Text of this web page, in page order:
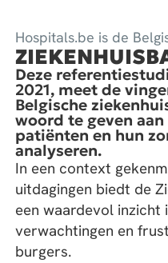
Hospitals.be is de
Deze
2021, meet de
Belgische
woord te geven
patiënten en hun
analyseren.
In een context
uitdagingen biedt de
een waardevol inzicht
verwachtingen en
burgers.